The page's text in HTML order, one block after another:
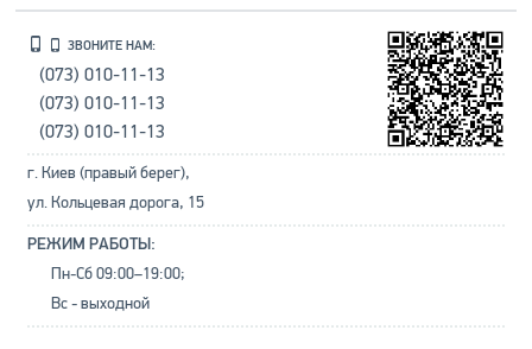
ЗВОНИТЕ НАМ:
(073) 010-11-13
(073) 010-11-13
(073) 010-11-13
г. Киев (правый берег),
ул. Кольцевая дорога, 15
РЕЖИМ РАБОТЫ:
Пн-Сб 09:00–19:00;
Вс - выходной